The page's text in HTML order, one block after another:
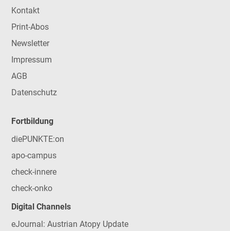
Kontakt
Print-Abos
Newsletter
Impressum
AGB
Datenschutz
Fortbildung
diePUNKTE:on
apo-campus
check-innere
check-onko
Digital Channels
eJournal: Austrian Atopy Update